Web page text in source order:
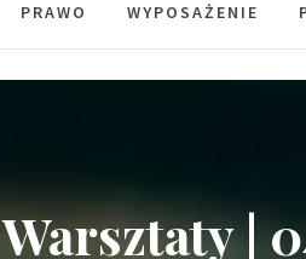
PRAWO WYPOSAŻENIE
Warsztaty |